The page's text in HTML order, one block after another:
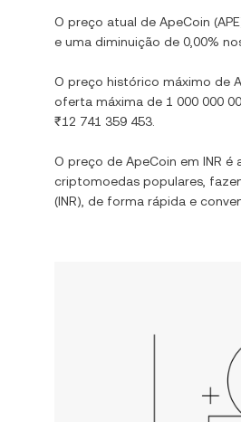
O preço atual de ApeCoin (APE
e uma diminuição de 0,00%
O preço histórico máximo de
oferta máxima de 1 000 000
₹12 741 359 453
O preço de ApeCoin em INR é
criptomoedas populares,
(INR), de forma rápida e